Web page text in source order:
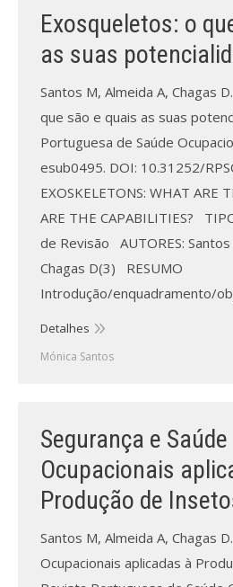
Artigos
Como
Contatos
Informações
Estatísticas
Exosqueletos: o
as suas
Santos M, Almeida A, Chagas
que são e quais as suas
Portuguesa de Saúde
esub0495. DOI: 10.31252/
EXOSKELETONS: WHAT ARE
ARE THE CAPABILITIES?
de Revisão AUTORES:
Chagas D(3) RESUMO
Introdução/enquadramento/
Detalhes
Mónica Santos
Segurança e Saúde
Ocupacionais
Produção de
Santos M, Almeida A, Chagas
Ocupacionais aplicadas à